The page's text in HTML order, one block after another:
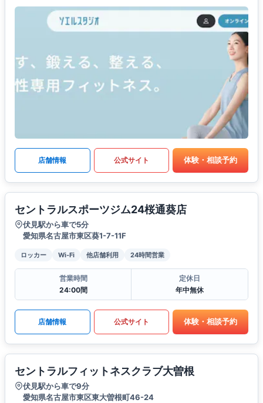
店舗情報 公式サイト 体験・相談予約
セントラルスポーツジム24桜通葵店
伏見駅から車で5分
愛知県名古屋市東区葵1-7-11F
ロッカー Wi-Fi 他店舗利用 24時間営業
営業時間
24:00間
定休日
年中無休
店舗情報 公式サイト 体験・相談予約
セントラルフィットネスクラブ大曽根
伏見駅から車で9分
愛知県名古屋市東区東大曽根町46-24